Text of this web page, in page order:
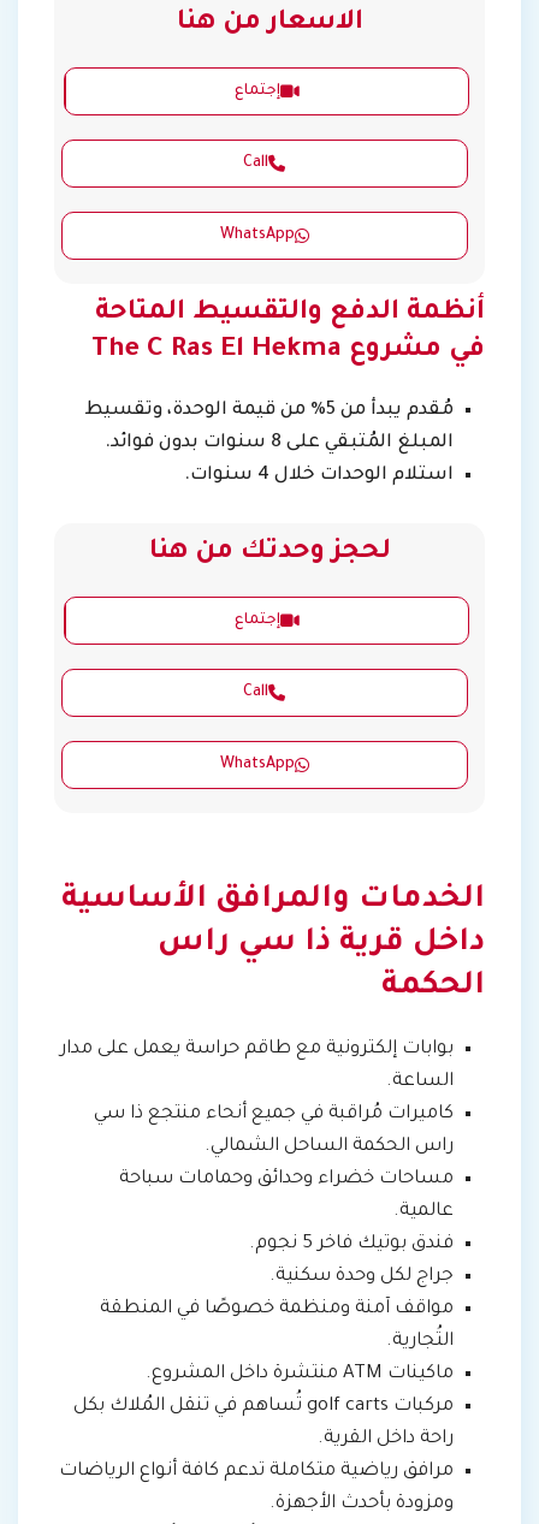
الاسعار من هنا
إجتماع
Call
WhatsApp
أنظمة الدفع والتقسيط المتاحة
في مشروع The C Ras El Hekma
مُقدم يبدأ من 5% من قيمة الوحدة، وتقسيط
المبلغ المُتبقي على 8 سنوات بدون فوائد.
استلام الوحدات خلال 4 سنوات.
لحجز وحدتك من هنا
إجتماع
Call
WhatsApp
الخدمات والمرافق الأساسية
داخل قرية ذا سي راس
الحكمة
بوابات إلكترونية مع طاقم حراسة يعمل على مدار
الساعة.
كاميرات مُراقبة في جميع أنحاء منتجع ذا سي
راس الحكمة الساحل الشمالي.
مساحات خضراء وحدائق وحمامات سباحة
عالمية.
فندق بوتيك فاخر 5 نجوم.
جراج لكل وحدة سكنية.
مواقف آمنة ومنظمة خصوصًا في المنطقة
التُجارية.
ماكينات ATM منتشرة داخل المشروع.
مركبات golf carts تُساهم في تنقل المُلاك بكل
راحة داخل القرية.
مرافق رياضية متكاملة تدعم كافة أنواع الرياضات
ومزودة بأحدث الأجهزة.